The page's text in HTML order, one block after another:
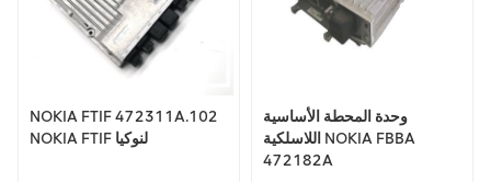
NOKIA FTIF 472311A.102
NOKIA FTIF لنوكيا
وحدة المحطة الأساسية
اللاسلكية NOKIA FBBA
472182A